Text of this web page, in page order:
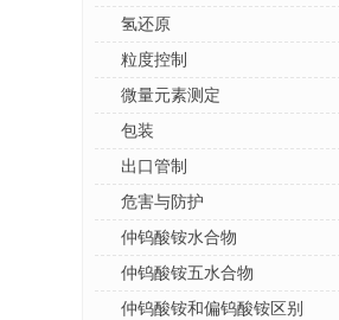
氢还原
粒度控制
微量元素测定
包装
出口管制
危害与防护
仲钨酸铵水合物
仲钨酸铵五水合物
仲钨酸铵和偏钨酸铵区别